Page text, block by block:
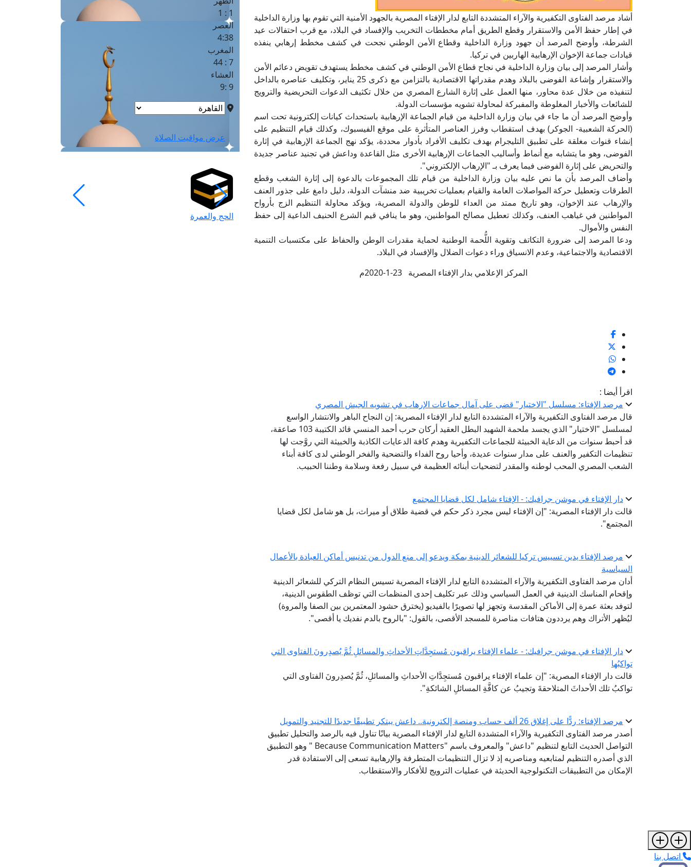
أشاد مرصد الفتاوى التكفيرية والآراء المتشددة التابع لدار الإفتاء المصرية بالجهود الأمنية التي تقوم بها وزارة الداخلية
في إطار حفظ الأمن والاستقرار وقطع الطريق أمام مخططات التخريب والإفساد في البلاد، مع قرب احتفالات عيد
الشرطة، وأوضح المرصد أن جهود وزارة الداخلية وقطاع الأمن الوطني نجحت في كشف مخطط إرهابي ينفذه
قيادات جماعة الإخوان الإرهابية الهاربين في تركيا.
وأشار المرصد إلى بيان وزارة الداخلية في نجاح قطاع الأمن الوطني في كشف مخطط يستهدف تقويض دعائم الأمن
والاستقرار وإشاعة الفوضى بالبلاد وهدم مقدراتها الاقتصادية بالتزامن مع ذكرى 25 يناير، وتكليف عناصره بالداخل
لتنفيذه من خلال عدة محاور، منها العمل على إثارة الشارع المصري من خلال تكثيف الدعوات التحريضية والترويج
للشائعات والأخبار المغلوطة والمفبركة لمحاولة تشويه مؤسسات الدولة.
وأوضح المرصد أن ما جاء في بيان وزارة الداخلية من قيام الجماعة الإرهابية باستحداث كيانات إلكترونية تحت اسم
(الحركة الشعبية- الجوكر) بهدف استقطاب وفرز العناصر المتأثرة على موقع الفيسبوك، وكذلك قيام التنظيم على
إنشاء قنوات مغلقة على تطبيق التليجرام بهدف تكليف الأفراد بأدوار محددة، يؤكد نهج الجماعة الإرهابية في إثارة
الفوضى، وهو ما يتشابه مع أنماط وأساليب الجماعات الإرهابية الأخرى مثل القاعدة وداعش في تجنيد عناصر جديدة
والتحريض على إثارة الفوضى فيما يعرف بـ "الإرهاب الإلكتروني".
وأضاف المرصد بأن ما نص عليه بيان وزارة الداخلية من قيام تلك المجموعات بالدعوة إلى إثارة الشغب وقطع
الطرقات وتعطيل حركة المواصلات العامة والقيام بعمليات تخريبية ضد منشآت الدولة، دليل دامغ على جذور العنف
والإرهاب عند الإخوان، وهو تاريخ ممتد من العداء للوطن والدولة المصرية، ويؤكد محاولة التنظيم الزج بأرواح
المواطنين في غياهب العنف، وكذلك تعطيل مصالح المواطنين، وهو ما ينافي قيم الشرع الحنيف الداعية إلى حفظ
النفس والأموال.
ودعا المرصد إلى ضرورة التكاتف وتقوية اللُّحمة الوطنية لحماية مقدرات الوطن والحفاظ على مكتسبات التنمية
الاقتصادية والاجتماعية، وعدم الانسياق وراء دعوات الضلال والإفساد في البلاد.
المركز الإعلامي بدار الإفتاء المصرية 23-1-2020م
اقرأ أيضا :
مرصد الإفتاء: مسلسل "الاختيار" قضى على آمال جماعات الإرهاب في تشويه الجيش المصري
قال مرصد الفتاوى التكفيرية والآراء المتشددة التابع لدار الإفتاء المصرية: إن النجاح الباهر والانتشار الواسع
لمسلسل "الاختيار" الذي يجسد ملحمة الشهيد البطل العقيد أركان حرب أحمد المنسي قائد الكتيبة 103 صاعقة،
قد أحبط سنوات من الدعاية الخبيثة للجماعات التكفيرية وهدم كافة الدعايات الكاذبة والخبيثة التي روَّجت لها
تنظيمات التكفير والعنف على مدار سنوات عديدة، وأحيا روح الفداء والتضحية والفخر الوطني لدى كافة أبناء
الشعب المصري المحب لوطنه والمقدر لتضحيات أبنائه العظيمة في سبيل رفعة وسلامة وطننا الحبيب.
دار الإفتاء في موشن جرافيك: - الإفتاء شامل لكل قضايا المجتمع
قالت دار الإفتاء المصرية: "إن الإفتاء ليس مجرد ذكر حكم في قضية طلاق أو ميراث، بل هو شامل لكل قضايا
المجتمع".
مرصد الإفتاء يدين تسييس تركيا للشعائر الدينية بمكة ويدعو إلى منع الدول من تدنيس أماكن العبادة بالأعمال
السياسية
أدان مرصد الفتاوى التكفيرية والآراء المتشددة التابع لدار الإفتاء المصرية تسيس النظام التركي للشعائر الدينية
وإقحام المناسك الدينية في العمل السياسي وذلك عبر تكليف إحدى المنظمات التي توظف الطقوس الدينية،
لتوفد بعثة عمرة إلى الأماكن المقدسة وتجهز لها تصويرًا بالفيديو (يخترق حشود المعتمرين بين الصفا والمروة)
ليُظهر الأتراك وهم يرددون هتافات مناصرة للمسجد الأقصى، بالقول: "بالروح بالدم نفديك يا أقصى".
دار الإفتاء في موشن جرافيك: - علماء الإفتاء يراقبون مُستجِدَّاتِ الأحداثِ والمسائلِ ثُمَّ يُصدِرونَ الفتاوى التي
تواكبُها
قالت دار الإفتاء المصرية: "إن علماء الإفتاء يراقبون مُستجِدَّاتِ الأحداثِ والمسائلِ، ثُمَّ يُصدِرونَ الفتاوى التي
تواكبُ تلك الأحداثَ المتلاحقةَ وتجيبُ عن كافَّةِ المسائلِ الشائكةِ".
مرصد الإفتاء: ردًّا على إغلاق 26 ألف حساب ومنصة إلكترونية.. داعش يبتكر تطبيقًا جديدًا للتجنيد والتمويل
أصدر مرصد الفتاوى التكفيرية والآراء المتشددة التابع لدار الإفتاء المصرية بيانًا تناول فيه بالرصد والتحليل تطبيق
التواصل الحديث التابع لتنظيم "داعش" والمعروف باسم "Because Communication Matters " وهو التطبيق
الذي أصدره التنظيم لمتابعيه ومناصريه إذ لا تزال التنظيمات المتطرفة والإرهابية تسعى إلى الاستفادة قدر
الإمكان من التطبيقات التكنولوجية الحديثة في عمليات الترويج للأفكار والاستقطاب.
1 : 1
العصر
4:38
المغرب
7 : 44
العشاء
9 :9
عرض مواقيت الصلاة
الحج والعمرة
اتصل بنا